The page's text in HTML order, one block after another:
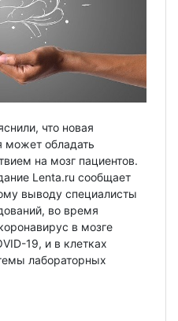
что новая
может обладать
на мозг пациентов.
Lenta.ru сообщает
выводу специалисты
во время
в мозге
19, и в клетках
лабораторных